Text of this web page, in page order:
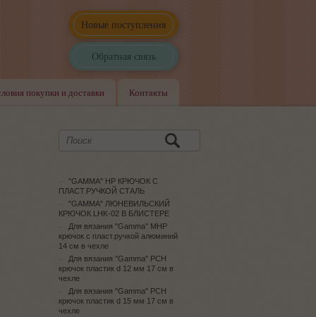
Новые поступления
Обратная связь
покупки и доставки Контакты
"GAMMA" HP КРЮЧОК С
ПЛАСТ.РУЧКОЙ СТАЛЬ
"GAMMA" ЛЮНЕВИЛЬСКИЙ
КРЮЧОК LHK-02 В БЛИСТЕРЕ
Для вязания "Gamma" MHP
крючок с пласт.ручкой алюминий
14 см в чехле
Для вязания "Gamma" PCH
крючок пластик d 12 мм 17 см в
чехле
Для вязания "Gamma" PCH
крючок пластик d 15 мм 17 см в
чехле